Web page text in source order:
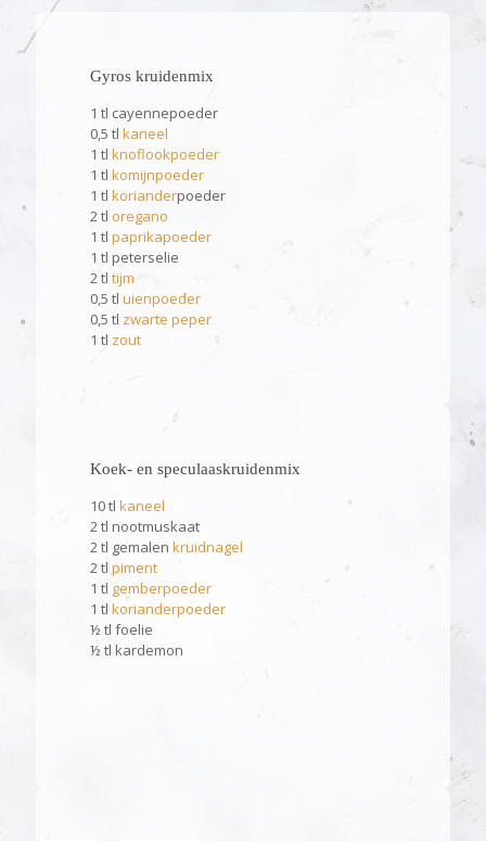
Gyros kruidenmix
1 tl cayennepoeder
0,5 tl kaneel
1 tl knoflookpoeder
1 tl komijnpoeder
1 tl korianderpoeder
2 tl oregano
1 tl paprikapoeder
1 tl peterselie
2 tl tijm
0,5 tl uienpoeder
0,5 tl zwarte peper
1 tl zout
Koek- en speculaaskruidenmix
10 tl kaneel
2 tl nootmuskaat
2 tl gemalen kruidnagel
2 tl piment
1 tl gemberpoeder
1 tl korianderpoeder
½ tl foelie
½ tl kardemon